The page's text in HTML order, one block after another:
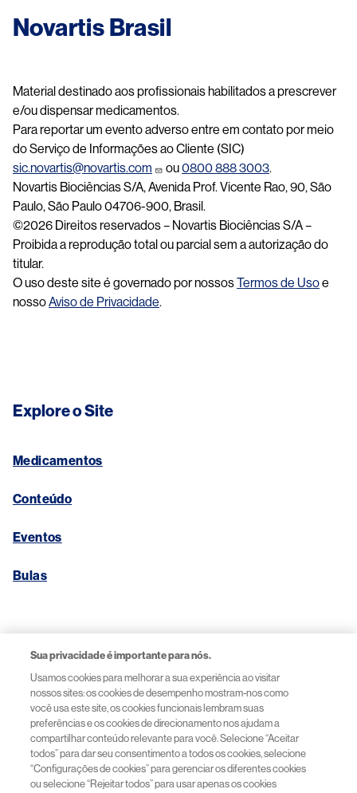
Novartis Brasil
Material destinado aos profissionais habilitados a prescrever
e/ou dispensar medicamentos.
Para reportar um evento adverso entre em contato por meio
do Serviço de Informações ao Cliente (SIC)
sic.novartis@novartis.com
ou0800 888 3003.
Novartis Biociências S/A, Avenida Prof. Vicente Rao, 90, São
Paulo, São Paulo 04706-900, Brasil.
©2026 Direitos reservados – Novartis Biociências S/A –
Proibida a reprodução total ou parcial sem a autorização do
titular.
O uso deste site é governado por nossosTermos de Usoe
nossoAviso de Privacidade.
Explore o Site
Medicamentos
Conteúdo
Eventos
Bulas
Aviso de Privacidade
Termos de Uso
Acessibilidade
Sua privacidade é importante para nós.
Usamos cookies para melhorar a sua experiência ao visitar
nossos sites: os cookies de desempenho mostram-nos como
você usa este site, os cookies funcionais lembram suas
preferências e os cookies de direcionamento nos ajudam a
compartilhar conteúdo relevante para você. Selecione “Aceitar
todos” para dar seu consentimento a todos os cookies, selecione
“Configurações de cookies” para gerenciar os diferentes cookies
ou selecione “Rejeitar todos” para usar apenas os cookies